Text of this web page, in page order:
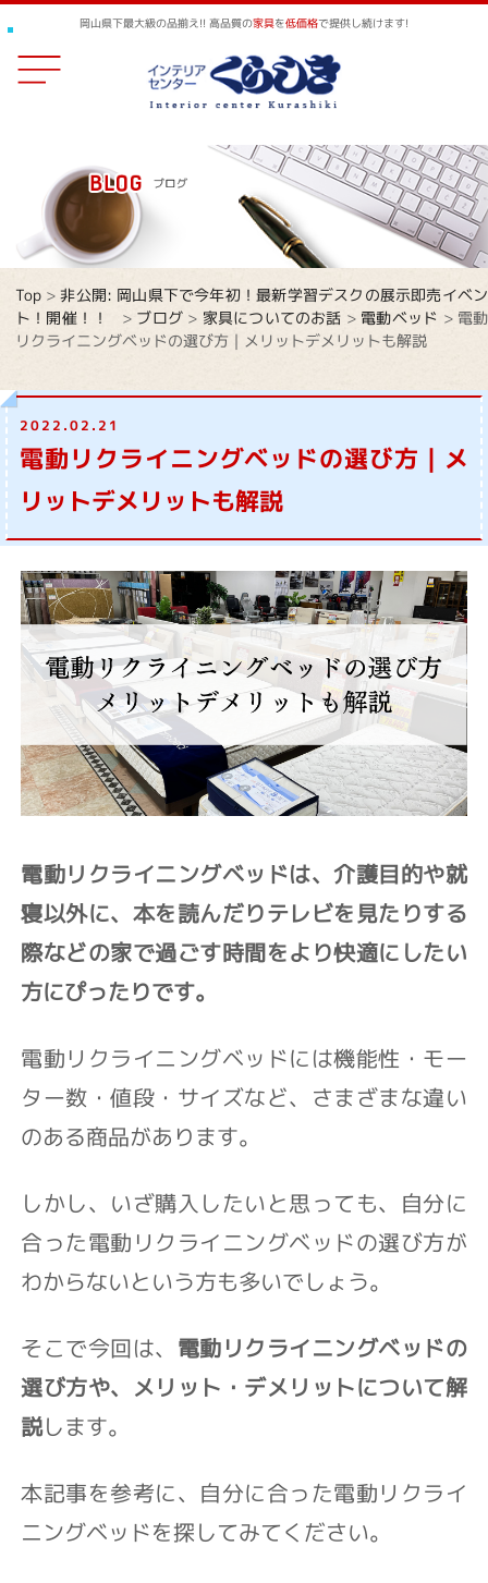
岡山県下最大級の品揃え!! 高品質の家具を低価格で提供し続けます!
Top >非公開: 岡山県下で今年初！最新学習デスクの展示即売イベン
ト！開催！！
> ブログ > 家具についてのお話 > 電動ベッド > 電動
リクライニングベッドの選び方｜メリットデメリットも解説
2022.02.21
電動リクライニングベッドの選び方｜メ
リットデメリットも解説
電動リクライニングベッドは、介護目的や就
寝以外に、本を読んだりテレビを見たりする
際などの家で過ごす時間をより快適にしたい
方にぴったりです。
電動リクライニングベッドには機能性・モー
ター数・値段・サイズなど、さまざまな違い
のある商品があります。
しかし、いざ購入したいと思っても、自分に
合った電動リクライニングベッドの選び方が
わからないという方も多いでしょう。
そこで今回は、 電動リクライニングベッドの
選び方や、メリット・デメリットについて解
説します。
本記事を参考に、自分に合った電動リクライ
ニングベッドを探してみてください。